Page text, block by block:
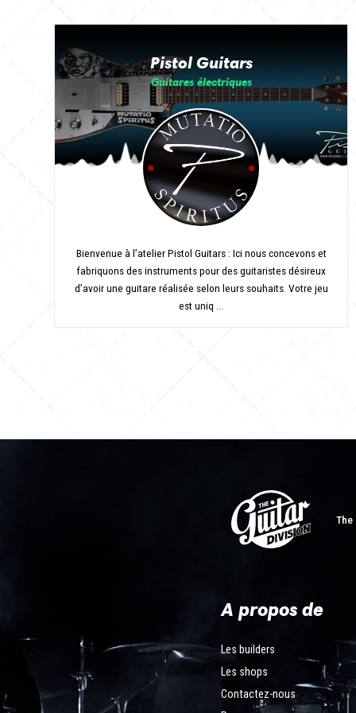
Pistol Guitars
Guitares électriques
Bienvenue à l’atelier Pistol Guitars : Ici nous concevons et
fabriquons des instruments pour des guitaristes désireux
d’avoir une guitare réalisée selon leurs souhaits. Votre jeu
est uniq ...
The
A propos de
Les builders
Les shops
Contactez-nous